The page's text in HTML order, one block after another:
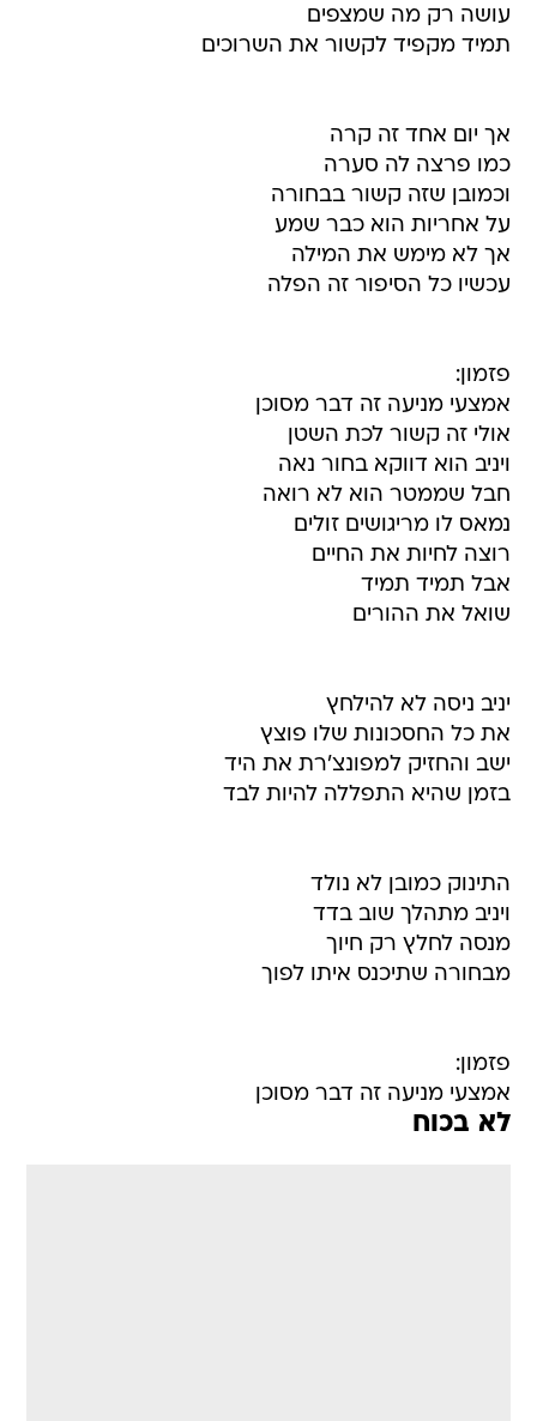
עושה רק מה שמצפים
תמיד מקפיד לקשור את השרוכים
אך יום אחד זה קרה
כמו פרצה לה סערה
וכמובן שזה קשור בבחורה
על אחריות הוא כבר שמע
אך לא מימש את המילה
עכשיו כל הסיפור זה הפלה
פזמון:
אמצעי מניעה זה דבר מסוכן
אולי זה קשור לכת השטן
ויניב הוא דווקא בחור נאה
חבל שממטר הוא לא רואה
נמאס לו מריגושים זולים
רוצה לחיות את החיים
אבל תמיד תמיד
שואל את ההורים
יניב ניסה לא להילחץ
את כל החסכונות שלו פוצץ
ישב והחזיק למפונצ'רת את היד
בזמן שהיא התפללה להיות לבד
התינוק כמובן לא נולד
ויניב מתהלך שוב בדד
מנסה לחלץ רק חיוך
מבחורה שתיכנס איתו לפוך
פזמון:
אמצעי מניעה זה דבר מסוכן
לא בכוח